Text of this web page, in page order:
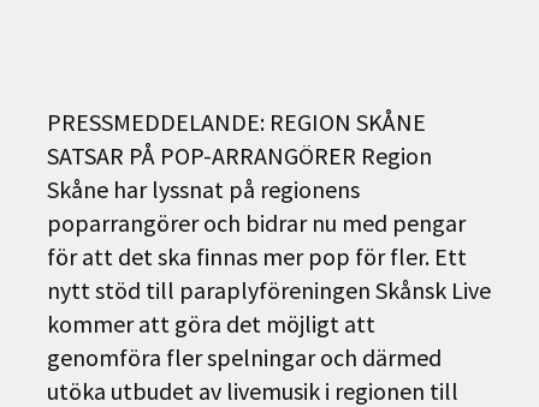
PRESSMEDDELANDE: REGION SKÅNE
SATSAR PÅ POP-ARRANGÖRER Region
Skåne har lyssnat på regionens
poparrangörer och bidrar nu med pengar
för att det ska finnas mer pop för fler. Ett
nytt stöd till paraplyföreningen Skånsk Live
kommer att göra det möjligt att
genomföra fler spelningar och därmed
utöka utbudet av livemusik i regionen till